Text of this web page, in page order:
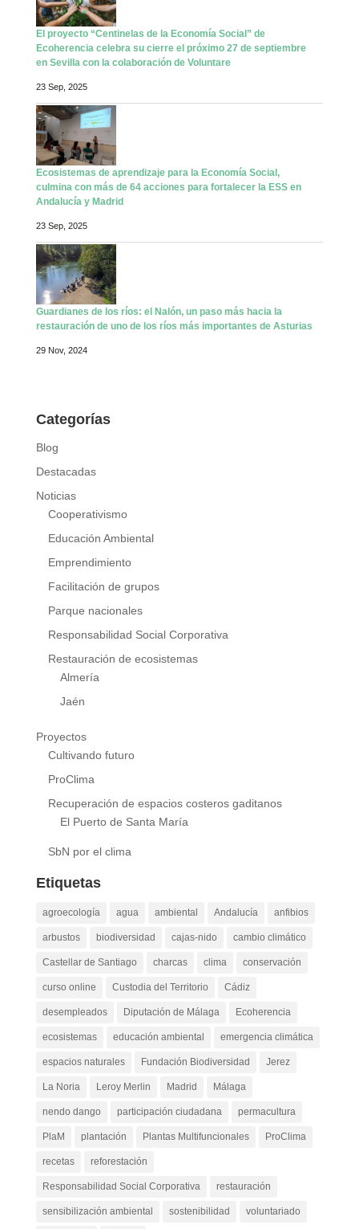
El proyecto “Centinelas de la Economía Social” de
Ecoherencia celebra su cierre el próximo 27 de septiembre
en Sevilla con la colaboración de Voluntare
23 Sep, 2025
Ecosistemas de aprendizaje para la Economía Social,
culmina con más de 64 acciones para fortalecer la ESS en
Andalucía y Madrid
23 Sep, 2025
Guardianes de los ríos: el Nalón, un paso más hacia la
restauración de uno de los ríos más importantes de Asturias
29 Nov, 2024
Categorías
Blog
Destacadas
Noticias
Cooperativismo
Educación Ambiental
Emprendimiento
Facilitación de grupos
Parque nacionales
Responsabilidad Social Corporativa
Restauración de ecosistemas
Almería
Jaén
Proyectos
Cultivando futuro
ProClima
Recuperación de espacios costeros gaditanos
El Puerto de Santa María
SbN por el clima
Etiquetas
agroecología agua ambiental Andalucía anfibios
arbustos biodiversidad cajas-nido cambio climático
Castellar de Santiago charcas clima conservación
curso online Custodia del Territorio Cádiz
desempleados Diputación de Málaga Ecoherencia
ecosistemas educación ambiental emergencia climática
espacios naturales Fundación Biodiversidad Jerez
La Noria Leroy Merlin Madrid Málaga
nendo dango participación ciudadana permacultura
PlaM plantación Plantas Multifuncionales ProClima
recetas reforestación
Responsabilidad Social Corporativa restauración
sensibilización ambiental sostenibilidad voluntariado